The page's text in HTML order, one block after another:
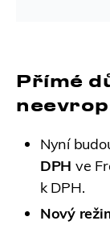
Přímé
Nyní
DPH ve
k DPH.
Nový